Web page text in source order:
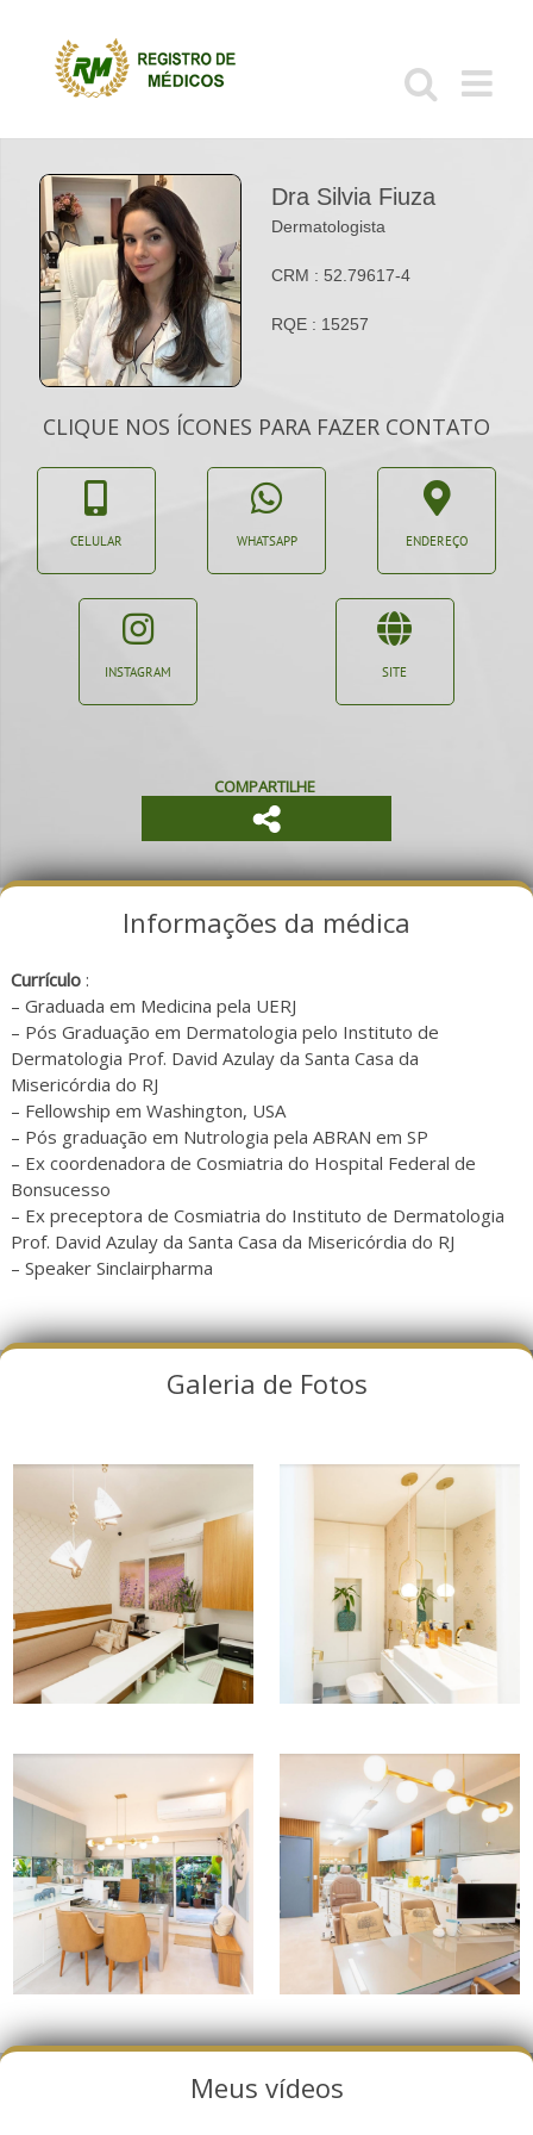
conteúdo
Dra Silvia Fiuza
Dermatologista
CRM : 52.79617-4
RQE : 15257
CLIQUE NOS ÍCONES PARA FAZER CONTATO
CELULAR WHATSAPP ENDEREÇO
INSTAGRAM SITE
COMPARTILHE
Informações da médica
Currículo:
– Graduada em Medicina pela UERJ
– Pós Graduação em Dermatologia pelo Instituto de
Dermatologia Prof. David Azulay da Santa Casa da
Misericórdia do RJ
– Fellowship em Washington, USA
– Pós graduação em Nutrologia pela ABRAN em SP
– Ex coordenadora de Cosmiatria do Hospital Federal de
Bonsucesso
– Ex preceptora de Cosmiatria do Instituto de Dermatologia
Prof. David Azulay da Santa Casa da Misericórdia do RJ
– Speaker Sinclairpharma
Galeria de Fotos
Meus vídeos